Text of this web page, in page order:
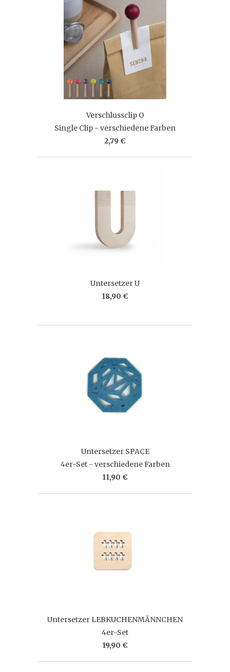
Verschlussclip O
Single Clip - verschiedene Farben
2,79 €
Untersetzer U
18,90 €
Untersetzer SPACE
4er-Set - verschiedene Farben
11,90 €
Untersetzer LEBKUCHENMÄNNCHEN
4er-Set
19,90 €